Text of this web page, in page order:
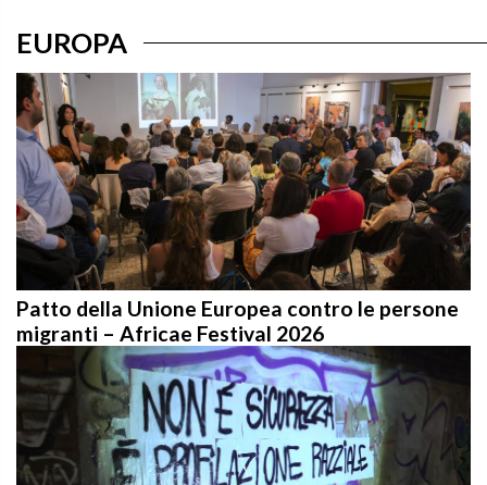
EUROPA
Patto della Unione Europea contro le persone
migranti – Africae Festival 2026